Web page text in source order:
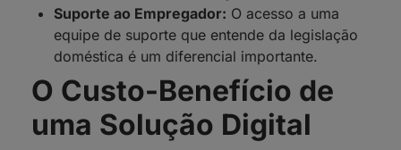
Suporte ao Empregador: O acesso a uma
equipe de suporte que entende da legislação
doméstica é um diferencial importante.
O Custo-Benefício de
uma Solução Digital